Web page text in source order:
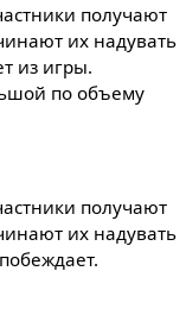
получают
их надувать
из игры.
по объему
получают
их надувать